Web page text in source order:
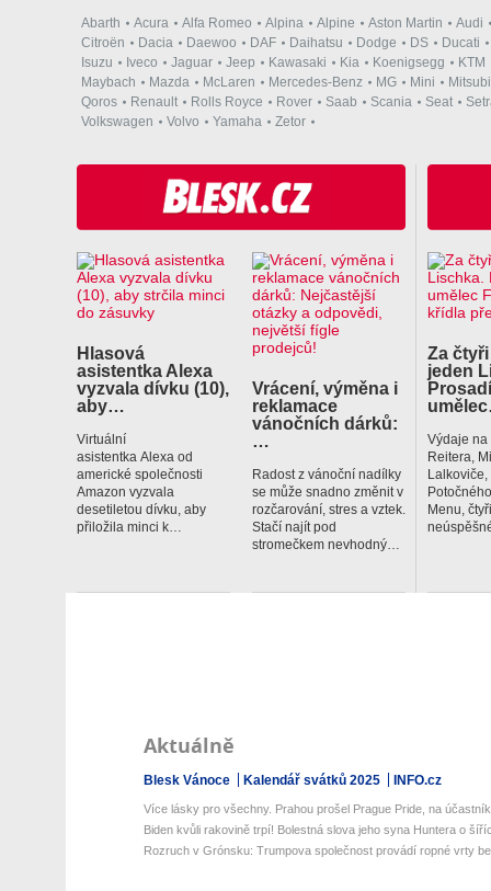
Abarth Acura Alfa Romeo Alpina Alpine Aston Martin
Audi
Citroën
Dacia Daewoo DAF Daihatsu Dodge DS
Ducati
Isuzu
Iveco Jaguar Jeep Kawasaki Kia Koenigsegg
KTM
Maybach
Mazda McLaren Mercedes-Benz MG Mini
Qoros
Renault Rolls Royce Rover Saab Scania Seat
Volkswagen
Volvo Yamaha Zetor
Hlasová
asistentka Alexa
vyzvala dívku (10),
aby…
Virtuální
asistentka Alexa od
americké společnosti
Amazon vyzvala
desetiletou dívku, aby
přiložila minci k…
Vrácení, výměna i
reklamace
vánočních dárků:
…
Radost z vánoční nadílky
se může snadno změnit v
rozčarování, stres a vztek.
Stačí najít pod
stromečkem nevhodný…
Za
jeden
Výdaje na
Reitera,
Menu,
Aktuálně
Blesk Vánoce Kalendář svátků 2025 INFO.cz
Více lásky pro všechny. Prahou prošel Prague Pride, na
Biden kvůli rakovině trpí! Bolestná slova jeho syna Huntera o
Rozruch v Grónsku: Trumpova společnost provádí ropné vrty